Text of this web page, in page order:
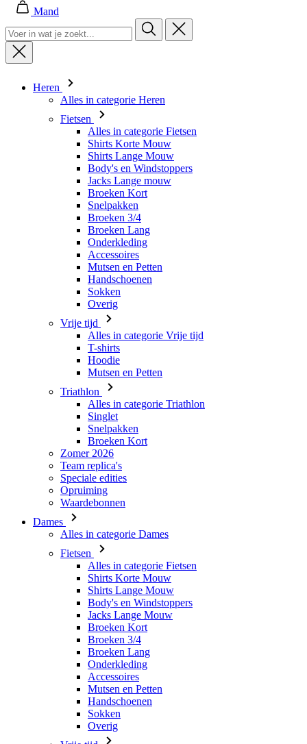
Mand
Heren
Alles in categorie Heren
Fietsen
Alles in categorie Fietsen
Shirts Korte Mouw
Shirts Lange Mouw
Body's en Windstoppers
Jacks Lange mouw
Broeken Kort
Snelpakken
Broeken 3/4
Broeken Lang
Onderkleding
Accessoires
Mutsen en Petten
Handschoenen
Sokken
Overig
Vrije tijd
Alles in categorie Vrije tijd
T-shirts
Hoodie
Mutsen en Petten
Triathlon
Alles in categorie Triathlon
Singlet
Snelpakken
Broeken Kort
Zomer 2026
Team replica's
Speciale edities
Opruiming
Waardebonnen
Dames
Alles in categorie Dames
Fietsen
Alles in categorie Fietsen
Shirts Korte Mouw
Shirts Lange Mouw
Body's en Windstoppers
Jacks Lange Mouw
Broeken Kort
Broeken 3/4
Broeken Lang
Onderkleding
Accessoires
Mutsen en Petten
Handschoenen
Sokken
Overig